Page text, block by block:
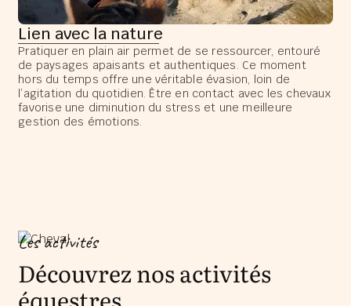
Lien avec la nature
Pratiquer en plain air permet de se ressourcer, entouré
de paysages apaisants et authentiques. Ce moment
hors du temps offre une véritable évasion, loin de
l’agitation du quotidien. Être en contact avec les chevaux
favorise une diminution du stress et une meilleure
gestion des émotions.
Les activités
Découvrez nos activités